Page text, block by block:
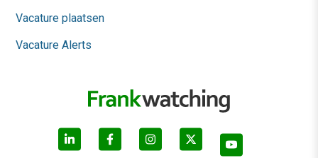
Vacature plaatsen
Vacature Alerts